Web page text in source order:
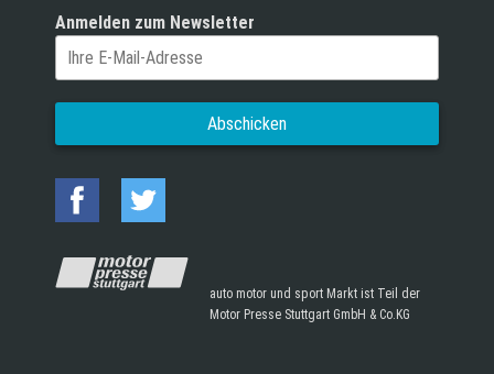
Anmelden zum Newsletter
auto motor und sport Markt ist Teil der
Motor Presse Stuttgart GmbH & Co.KG